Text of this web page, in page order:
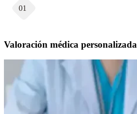
01
Valoración médica personalizada